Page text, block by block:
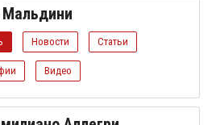
Новости Статьи
Видео